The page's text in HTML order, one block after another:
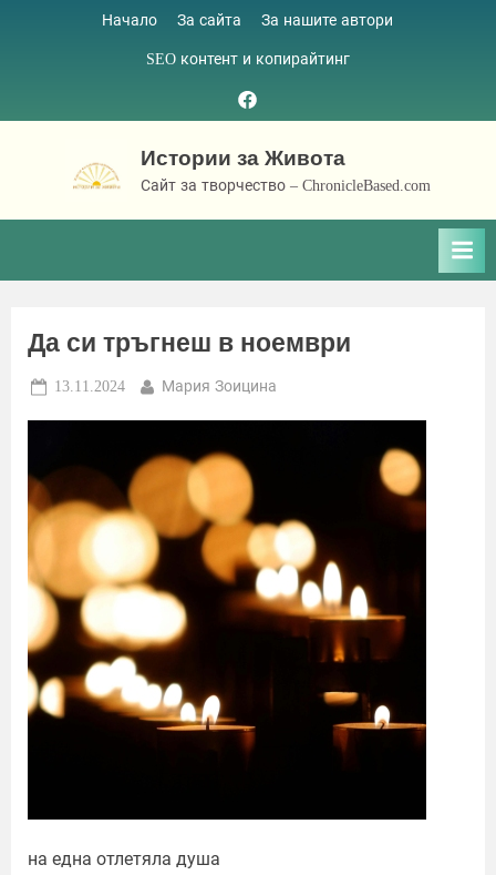
Начало За сайта За нашите автори
SEO контент и копирайтинг
Facebook
page
Истории за Живота
Сайт за творчество – ChronicleBased.com
Да си тръгнеш в ноември
Posted
13.11.2024 By
Мария Зоицина
на една отлетяла душа